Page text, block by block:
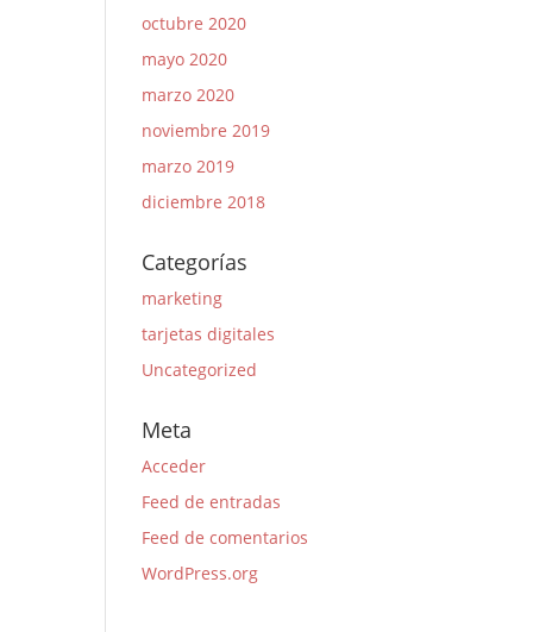
octubre 2020
mayo 2020
marzo 2020
noviembre 2019
marzo 2019
diciembre 2018
Categorías
marketing
tarjetas digitales
Uncategorized
Meta
Acceder
Feed de entradas
Feed de comentarios
WordPress.org